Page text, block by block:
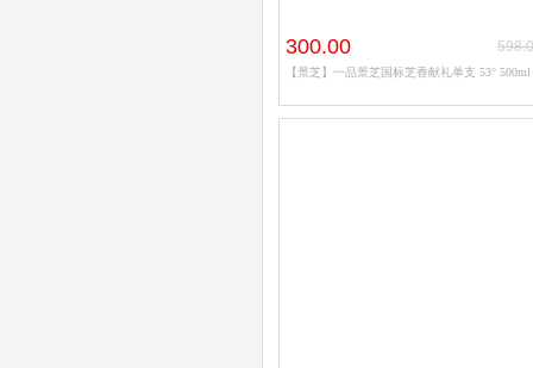
300.00
【景芝】一品景芝国标芝香献礼单支 53° 500ml